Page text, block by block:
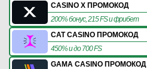
CASINO X ПРОМОКОД
200% бонус, 215 FS и фрибет
CAT CASINO ПРОМОКОД
450% и до 700 FS
GAMA CASINO ПРОМОКОД